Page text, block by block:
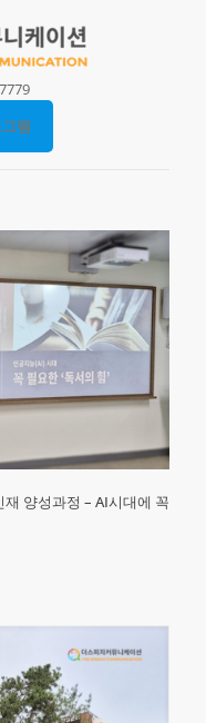
램
양성과정 – AI시대에 꼭